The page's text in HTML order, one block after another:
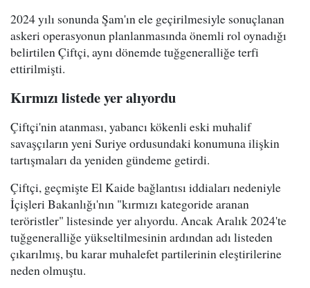
2024 yılı sonunda Şam'ın ele geçirilmesiyle sonuçlanan
askeri operasyonun planlanmasında önemli rol oynadığı
belirtilen Çiftçi, aynı dönemde tuğgeneralliğe terfi
ettirilmişti.
Kırmızı listede yer alıyordu
Çiftçi'nin atanması, yabancı kökenli eski muhalif
savaşçıların yeni Suriye ordusundaki konumuna ilişkin
tartışmaları da yeniden gündeme getirdi.
Çiftçi, geçmişte El Kaide bağlantısı iddiaları nedeniyle
İçişleri Bakanlığı'nın "kırmızı kategoride aranan
teröristler" listesinde yer alıyordu. Ancak Aralık 2024'te
tuğgeneralliğe yükseltilmesinin ardından adı listeden
çıkarılmış, bu karar muhalefet partilerinin eleştirilerine
neden olmuştu.